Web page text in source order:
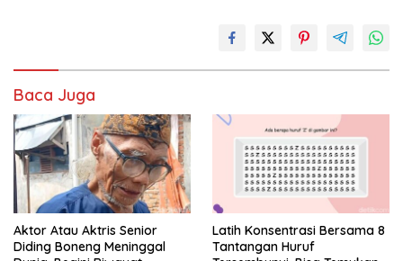
Baca Juga
Aktor Atau Aktris Senior
Diding Boneng Meninggal
Latih Konsentrasi Bersama 8
Tantangan Huruf